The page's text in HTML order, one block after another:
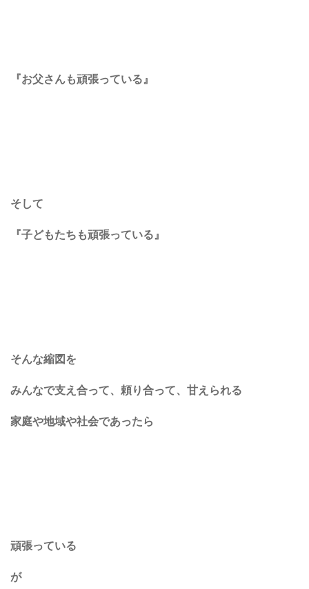
『お父さんも頑張っている』
そして
『子どもたちも頑張っている』
そんな縮図を
みんなで支え合って、頼り合って、甘えられる
家庭や地域や社会であったら
頑張っている
が